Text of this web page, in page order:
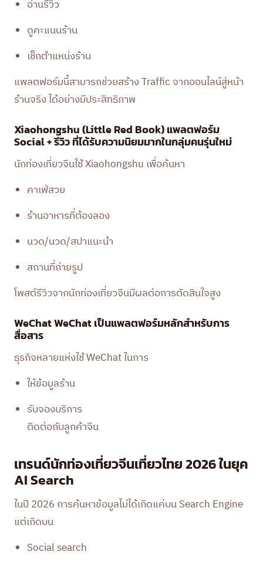
อ่านรีวิว
ดูคะแนนร้าน
เช็กตำแหน่งร้าน
แพลตฟอร์มนี้สามารถช่วยสร้าง Traffic จากออนไลน์สู่หน้า
ร้านจริง ได้อย่างมีประสิทธิภาพ
Xiaohongshu (Little Red Book) แพลตฟอร์ม
Social + รีวิว ที่ได้รับความนิยมมากในกลุ่มคนรุ่นใหม่
นักท่องเที่ยวจีนใช้ Xiaohongshu เพื่อค้นหา
คาเฟ่สวย
ร้านอาหารที่ต้องลอง
นวด/นวด/สปาแนะนำ
สถานที่ถ่ายรูป
โพสต์รีวิวจากนักท่องเที่ยวจีนมีผลต่อการตัดสินใจสูง
WeChat WeChat เป็นแพลตฟอร์มหลักสำหรับการ
สื่อสาร
ธุรกิจหลายแห่งใช้ WeChat ในการ
ให้ข้อมูลร้าน
รับจองบริการ
ติดต่อกับลูกค้าจีน
เทรนด์นักท่องเที่ยวจีนเที่ยวไทย 2026 ในยุค
AI Search
ในปี 2026 การค้นหาข้อมูลไม่ได้เกิดแค่บน Search Engine
แต่เกิดบน
Social search